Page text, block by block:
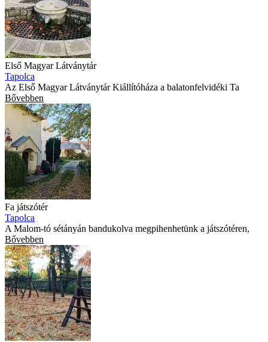
Első Magyar Látványtár
Tapolca
Az Első Magyar Látványtár Kiállítóháza a balatonfelvidéki Ta
Bővebben
Fa játszótér
Tapolca
A Malom-tó sétányán bandukolva megpihenhetünk a játszótéren,
Bővebben